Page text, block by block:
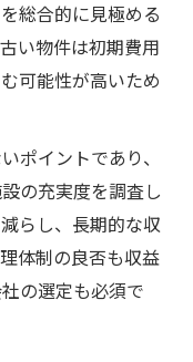
総合的に見極める
い物件は初期費用
可能性が高いため
ポイントであり、
の充実度を調査し
らし、長期的な収
体制の良否も収益
の選定も必須で